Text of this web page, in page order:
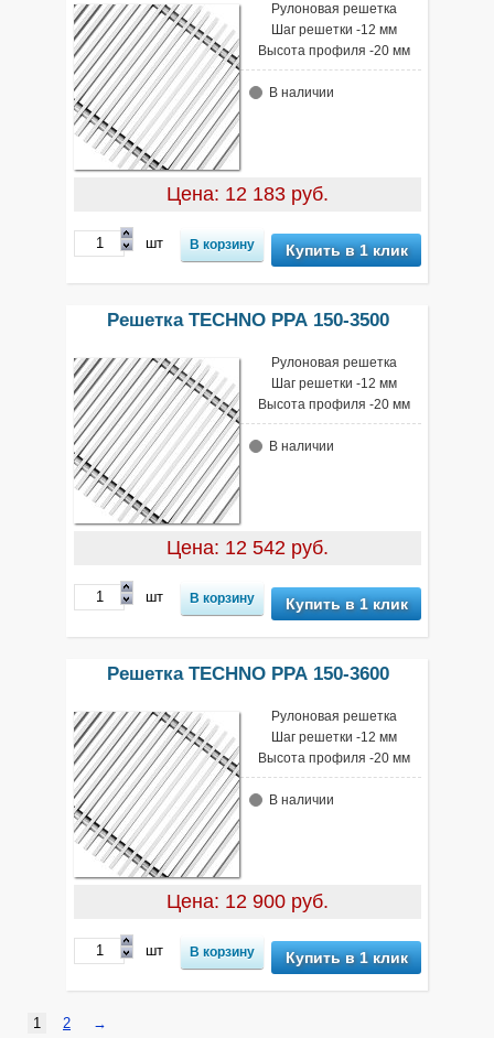
Рулоновая решетка
Шаг решетки -12 мм
Высота профиля -20 мм
В наличии
Цена: 12 183 руб.
шт Купить в 1 клик
Решетка TECHNO РРА 150-3500
Рулоновая решетка
Шаг решетки -12 мм
Высота профиля -20 мм
В наличии
Цена: 12 542 руб.
шт Купить в 1 клик
Решетка TECHNO РРА 150-3600
Рулоновая решетка
Шаг решетки -12 мм
Высота профиля -20 мм
В наличии
Цена: 12 900 руб.
шт Купить в 1 клик
1 2 →